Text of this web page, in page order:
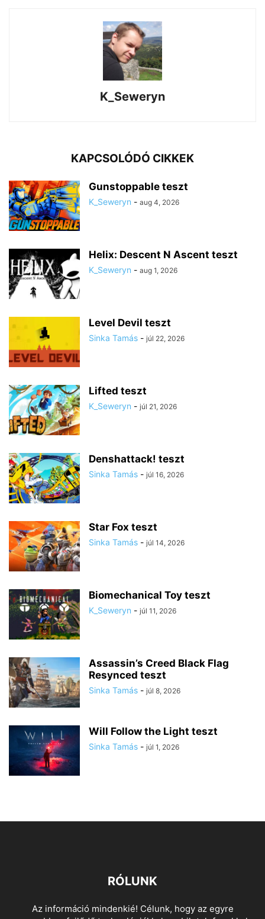
K_Seweryn
KAPCSOLÓDÓ CIKKEK
Gunstoppable teszt
K_Seweryn - aug 4, 2026
Helix: Descent N Ascent teszt
K_Seweryn - aug 1, 2026
Level Devil teszt
Sinka Tamás - júl 22, 2026
Lifted teszt
K_Seweryn - júl 21, 2026
Denshattack! teszt
Sinka Tamás - júl 16, 2026
Star Fox teszt
Sinka Tamás - júl 14, 2026
Biomechanical Toy teszt
K_Seweryn - júl 11, 2026
Assassin’s Creed Black Flag
Resynced teszt
Sinka Tamás - júl 8, 2026
Will Follow the Light teszt
Sinka Tamás - júl 1, 2026
RÓLUNK
Az információ mindenkié! Célunk, hogy az egyre